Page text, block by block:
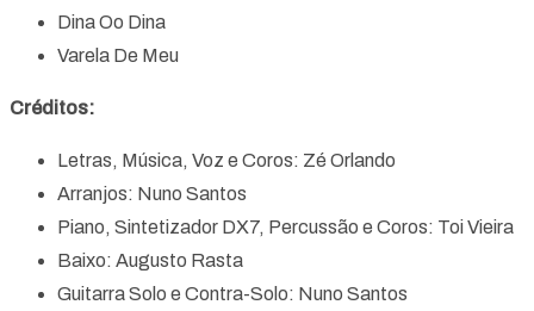
Dina Oo Dina
Varela De Meu
Créditos:
Letras, Música, Voz e Coros: Zé Orlando
Arranjos: Nuno Santos
Piano, Sintetizador DX7, Percussão e Coros: Toi Vieira
Baixo: Augusto Rasta
Guitarra Solo e Contra-Solo: Nuno Santos